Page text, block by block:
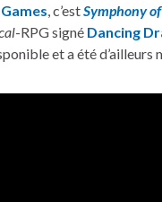
, c’estSymphony
-RPG signé Dancing
et a été d’ailleurs